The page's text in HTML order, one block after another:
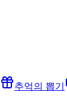
추억의 뽑기